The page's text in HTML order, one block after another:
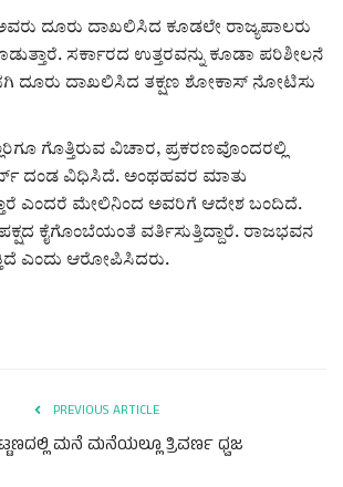
ದೂರು ದಾಖಲಿಸಿದ ಕೂಡಲೇ ರಾಜ್ಯಪಾಲರು
ಸರ್ಕಾರದ ಉತ್ತರವನ್ನು ಕೂಡಾ ಪರಿಶೀಲನೆ
ದೂರು ದಾಖಲಿಸಿದ ತಕ್ಷಣ ಶೋಕಾಸ್ ನೋಟಿಸು
ಗೊತ್ತಿರುವ ವಿಚಾರ, ಪ್ರಕರಣವೊಂದರಲ್ಲಿ
ದಂಡ ವಿಧಿಸಿದೆ. ಅಂಥಹವರ ಮಾತು
ಎಂದರೆ ಮೇಲಿನಿಂದ ಅವರಿಗೆ ಆದೇಶ ಬಂದಿದೆ.
ಕೈಗೊಂಬೆಯಂತೆ ವರ್ತಿಸುತ್ತಿದ್ದಾರೆ. ರಾಜಭವನ
ಎಂದು ಆರೋಪಿಸಿದರು.
PREVIOUS ARTICLE
ಮನೆ ಮನೆಯಲ್ಲೂ ತ್ರಿವರ್ಣ ಧ್ವಜ